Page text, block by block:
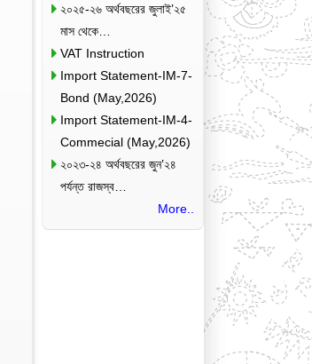
২০২৫-২৬ অর্থবছরের জুলাই’২৫
মাস থেকে…
VAT Instruction
Import Statement-IM-7-
Bond (May,2026)
Import Statement-IM-4-
Commecial (May,2026)
২০২৩-২৪ অর্থবছরের জুন’২৪
পর্যন্ত রাজস্ব…
More..